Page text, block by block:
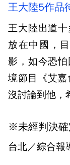
王大陸5作
王大陸出道
放在中國，
影，如今恐
境節目《艾
沒討論到他，
※未經判決確
台北／綜合